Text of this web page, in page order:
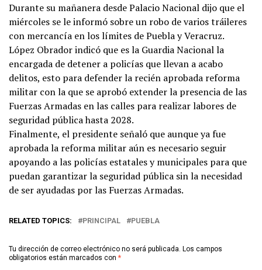
Durante su mañanera desde Palacio Nacional dijo que el
miércoles se le informó sobre un robo de varios tráileres
con mercancía en los límites de Puebla y Veracruz.
López Obrador indicó que es la Guardia Nacional la
encargada de detener a policías que llevan a acabo
delitos, esto para defender la recién aprobada reforma
militar con la que se aprobó extender la presencia de las
Fuerzas Armadas en las calles para realizar labores de
seguridad pública hasta 2028.
Finalmente, el presidente señaló que aunque ya fue
aprobada la reforma militar aún es necesario seguir
apoyando a las policías estatales y municipales para que
puedan garantizar la seguridad pública sin la necesidad
de ser ayudadas por las Fuerzas Armadas.
RELATED TOPICS: PRINCIPAL PUEBLA
Tu dirección de correo electrónico no será publicada. Los campos
obligatorios están marcados con *